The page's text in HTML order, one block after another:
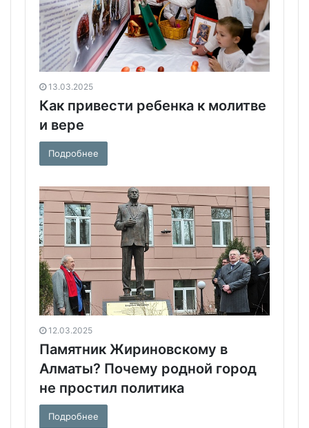
13.03.2025
Как привести ребенка к молитве
и вере
Подробнее
12.03.2025
Памятник Жириновскому в
Алматы? Почему родной город
не простил политика
Подробнее